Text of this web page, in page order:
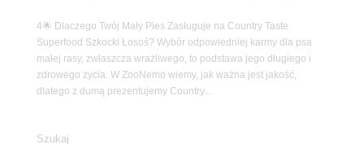
4🌟 Dlaczego Twój Mały Pies Zasługuje na Country Taste
Superfood Szkocki Łosoś? Wybór odpowiedniej karmy dla psa
małej rasy, zwłaszcza wrażliwego, to podstawa jego długiego i
zdrowego życia. W ZooNemo wiemy, jak ważna jest jakość,
dlatego z dumą prezentujemy Country...
Szukaj